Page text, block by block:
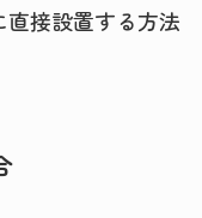
直接設置する方法